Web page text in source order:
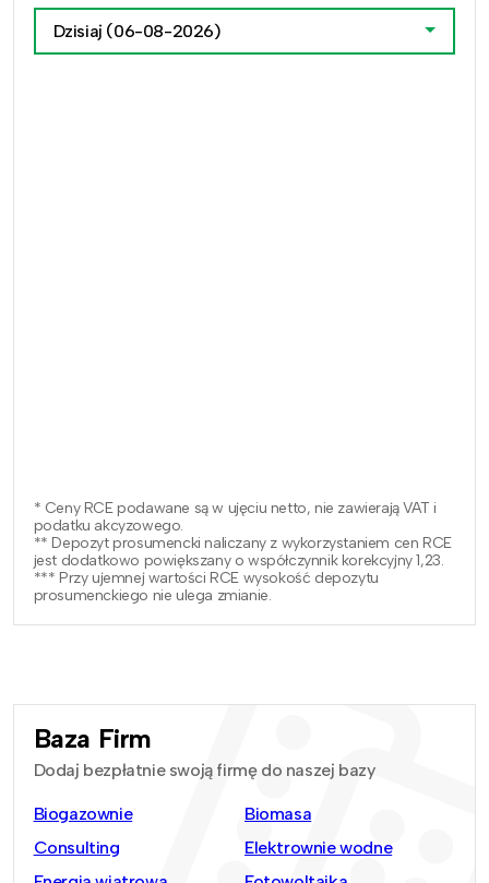
Dzisiaj (06-08-2026)
* Ceny RCE podawane są w ujęciu netto, nie zawierają VAT i
podatku akcyzowego.
** Depozyt prosumencki naliczany z wykorzystaniem cen RCE
jest dodatkowo powiększany o współczynnik korekcyjny 1,23.
*** Przy ujemnej wartości RCE wysokość depozytu
prosumenckiego nie ulega zmianie.
Baza Firm
Dodaj bezpłatnie swoją firmę do naszej bazy
Biogazownie
Biomasa
Consulting
Elektrownie wodne